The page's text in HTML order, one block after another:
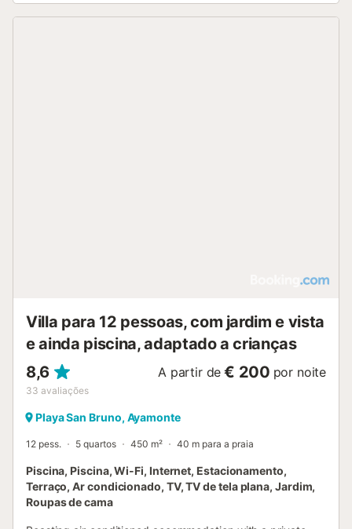
Villa para 12 pessoas, com jardim e vista
e ainda piscina, adaptado a crianças
8,6
33 avaliações
A partir de € 200 por noite
Playa San Bruno, Ayamonte
12 pess. 5 quartos 450 m² 40 m para a praia
Piscina, Piscina, Wi-Fi, Internet, Estacionamento,
Terraço, Ar condicionado, TV, TV de tela plana, Jardim,
Roupas de cama